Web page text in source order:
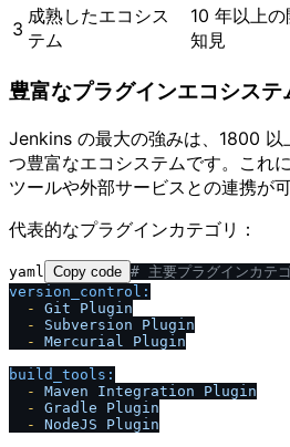
3
成熟したエコシス
テム
10 年以上
知見
豊富なプラグインエコシステ
Jenkins の最大の強みは、1800 以
つ豊富なエコシステムです。これ
ツールや外部サービスとの連携が
代表的なプラグインカテゴリ：
yaml Copy code # 主要プラグインカテ
version_control:
-
Git
Plugin
-
Subversion
Plugin
-
Mercurial
Plugin
build_tools:
-
Maven Integration
Plugin
-
Gradle
Plugin
-
NodeJS
Plugin